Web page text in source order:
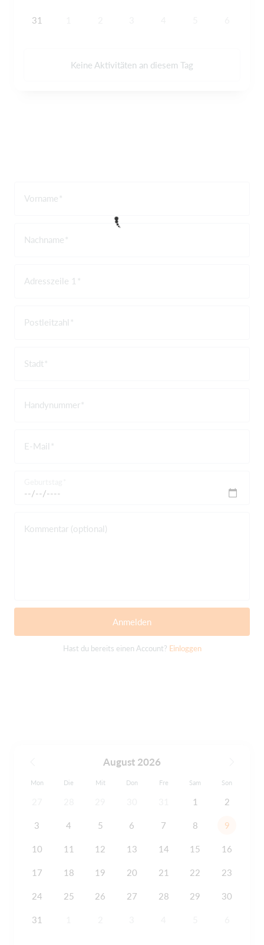
31
Keine Aktivitäten an diesem Tag
Vorname
Nachname
Adresszeile 1
Postleitzahl
Stadt
Handynummer
E-Mail
Kommentar (optional)
Anmelden
Hast du bereits einen Account? Einloggen
August 2026
Mon Die Mit Don Fre Sam Son
1 2
3 4 5 6 7 8 9
10 11 12 13 14 15 16
17 18 19 20 21 22 23
24 25 26 27 28 29 30
31